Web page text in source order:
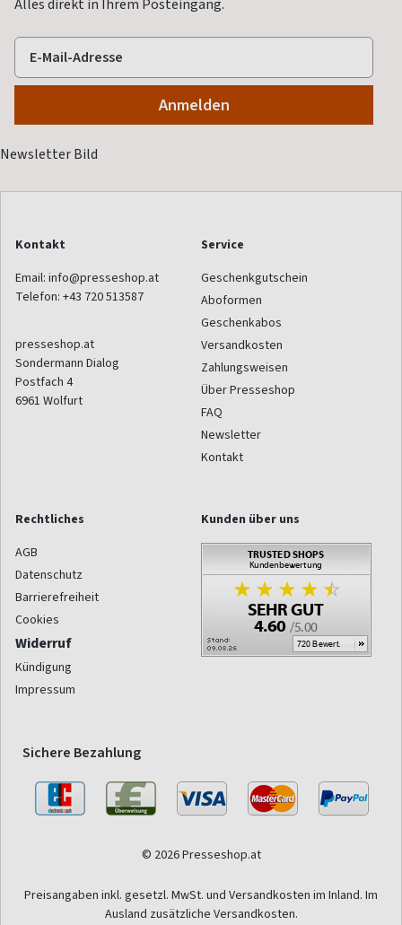
Alles direkt in Ihrem Posteingang.
Kontakt
Email: info@presseshop.at
Telefon: +43 720 513587
presseshop.at
Sondermann Dialog
Postfach 4
6961 Wolfurt
Service
Geschenkgutschein
Aboformen
Geschenkabos
Versandkosten
Zahlungsweisen
Über Presseshop
FAQ
Newsletter
Kontakt
Rechtliches
AGB
Datenschutz
Barrierefreiheit
Cookies
Widerruf
Kündigung
Impressum
Kunden über uns
Sichere Bezahlung
© 2026 Presseshop.at
Preisangaben inkl. gesetzl. MwSt. und Versandkosten im Inland. Im
Ausland zusätzliche Versandkosten.